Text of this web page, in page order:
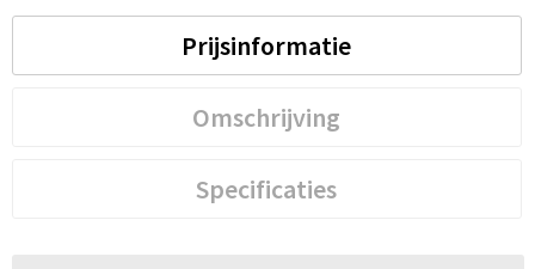
Prijsinformatie
Omschrijving
Specificaties